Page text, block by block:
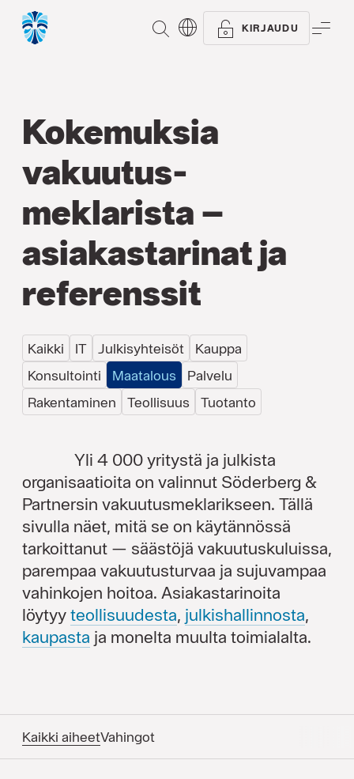
ETSI KIRJAUDU
Kokemuksia
vakuutus­
meklarista –
asiakastarinat ja
referenssit
Kaikki IT Julkisyhteisöt
Kauppa
Konsultointi
Maatalous
Palvelu
Rakentaminen
Teollisuus Tuotanto
Yli 4 000 yritystä ja julkista
organisaatioita on valinnut Söderberg &
Partnersin vakuutusmeklarikseen. Tällä
sivulla näet, mitä se on käytännössä
tarkoittanut — säästöjä vakuutuskuluissa,
parempaa vakuutusturvaa ja sujuvampaa
vahinkojen hoitoa. Asiakastarinoita
löytyyteollisuudesta, julkishallinnosta,
kaupasta ja monelta muulta toimialalta.
Kaikki aiheetVahingot